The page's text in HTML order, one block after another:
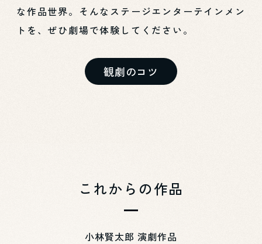
な作品世界。そんなステージエンターテインメン
トを、ぜひ劇場で体験してください。
観劇のコツ
これからの作品
小林賢太郎 演劇作品